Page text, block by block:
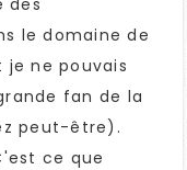
des
le domaine de
je ne pouvais
fan de la
peut-être).
ce que